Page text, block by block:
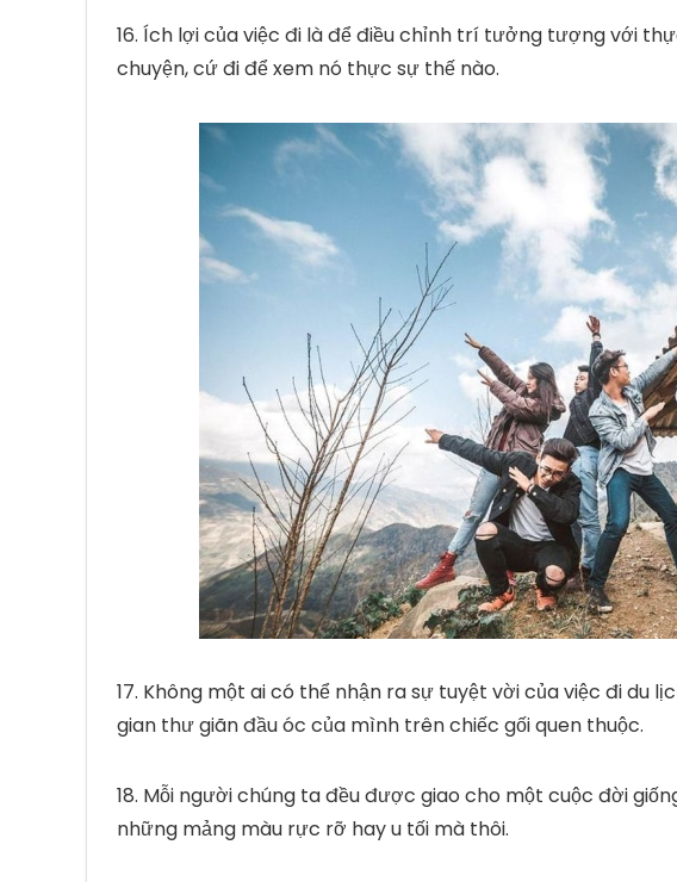
16. Ích lợi của việc đi là để điều chỉnh trí tưởng tượng với
chuyện, cứ đi để xem nó thực sự thế nào.
17. Không một ai có thể nhận ra sự tuyệt vời của việc đi du
gian thư giãn đầu óc của mình trên chiếc gối quen thuộc.
18. Mỗi người chúng ta đều được giao cho một cuộc đời
những mảng màu rực rỡ hay u tối mà thôi.